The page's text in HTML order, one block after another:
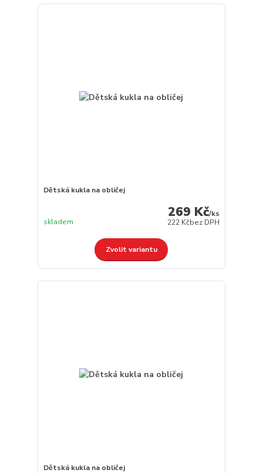
Dětská kukla na obličej
269 Kč/ks
222 Kčbez DPH
skladem
Zvolit variantu
Dětská kukla na obličej